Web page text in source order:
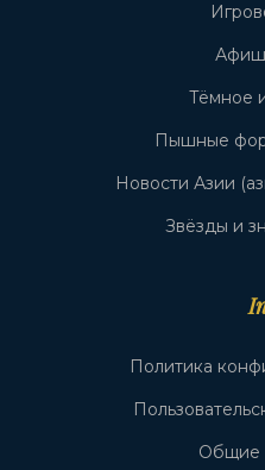
Тёмное
Пышные
Новости Азии
Звёзды и
Политика
Общие